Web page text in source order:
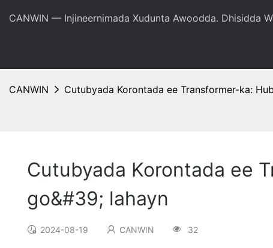
CANWIN — Injineernimada Xudunta Awoodda. Dhisidda
CANWIN Cutubyada Korontada ee Transformer-ka:
Cutubyada Korontada ee
go&#39; lahayn
2024-08-19 CANWIN 32